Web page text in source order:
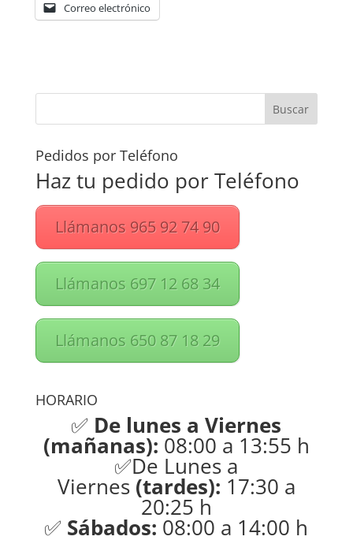
Correo electrónico
Pedidos por Teléfono
Haz tu pedido por Teléfono
Llámanos 965 92 74 90
Llámanos 697 12 68 34
Llámanos 650 87 18 29
HORARIO
✅ De lunes a Viernes
(mañanas): 08:00 a 13:55 h
✅De Lunes a
Viernes(tardes): 17:30 a
20:25 h
✅ Sábados: 08:00 a 14:00 h